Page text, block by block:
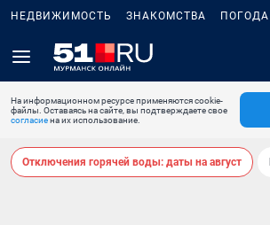
НЕДВИЖИМОСТЬ ЗНАКОМСТВА ПОГОДА
На информационном ресурсе применяются cookie-
файлы. Оставаясь на сайте, вы подтверждаете свое
согласиена их использование.
Отключения горячей воды: даты на август